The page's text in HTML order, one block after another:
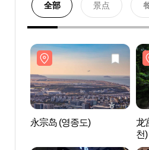
全部 景点
永宗岛 (영종도)
龙
천)